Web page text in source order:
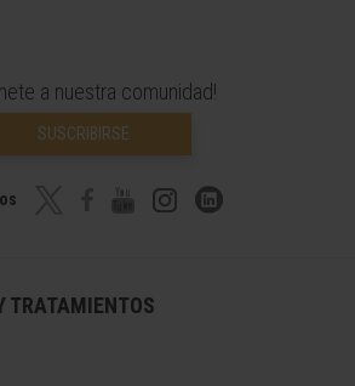
a nuestra comunidad!
SUSCRIBIRSE
TRATAMIENTOS